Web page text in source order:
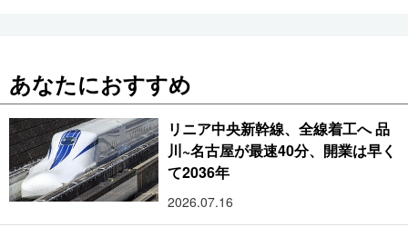
あなたにおすすめ
リニア中央新幹線、全線着工へ 品
川~名古屋が最速40分、開業は早く
て2036年
2026.07.16